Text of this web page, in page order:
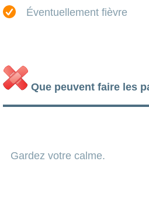
Éventuellement fièvre
Que peuvent faire les
Gardez votre calme.